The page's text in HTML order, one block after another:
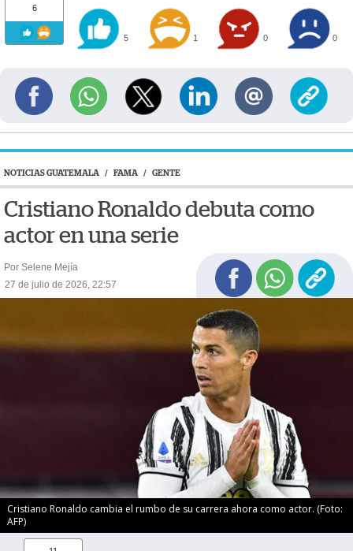
6
5 1 0 0
NOTICIAS GUATEMALA / FAMA / GENTE
Cristiano Ronaldo debuta como
actor en una serie
Por Selene Mejía
27 de julio de 2026, 22:57
Cristiano Ronaldo cambia el rumbo de su carrera ahora como actor. (Foto:
AFP)